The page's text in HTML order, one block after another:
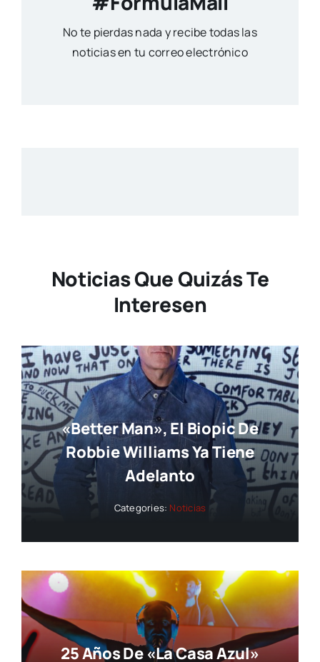
No te pierdas nada y recibe todas las
noticias en tu correo electrónico
Noticias Que Quizás Te
Interesen
«Better Man», El Biopic De
Robbie Williams Ya Tiene
Adelanto
Categories: Noticias
25 Años De «La Casa Azul»